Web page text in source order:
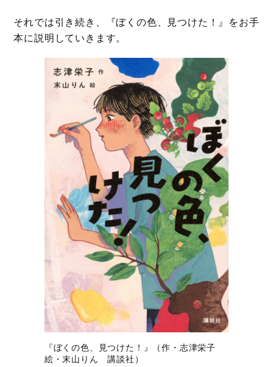
それでは引き続き、『ぼくの色、見つけた！』をお手
本に説明していきます。
『ぼくの色、見つけた！』（作・志津栄子
絵・末山りん 講談社）